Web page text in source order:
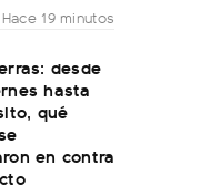
Hace 19 minutos
desde
hasta
qué
en contra